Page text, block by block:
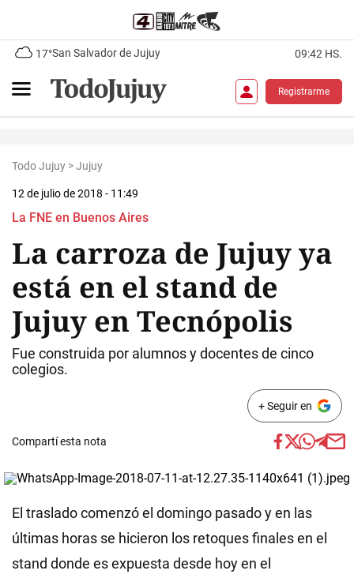
17°San Salvador de Jujuy 09:42 HS.
Registrarme
Todo Jujuy >Jujuy
12 de julio de 2018 - 11:49
La FNE en Buenos Aires
La carroza de Jujuy ya
está en el stand de
Jujuy en Tecnópolis
Fue construida por alumnos y docentes de cinco
colegios.
+ Seguir en
Compartí esta nota
El traslado comenzó el domingo pasado y en las
últimas horas se hicieron los retoques finales en el
stand donde es expuesta desde hoy en el